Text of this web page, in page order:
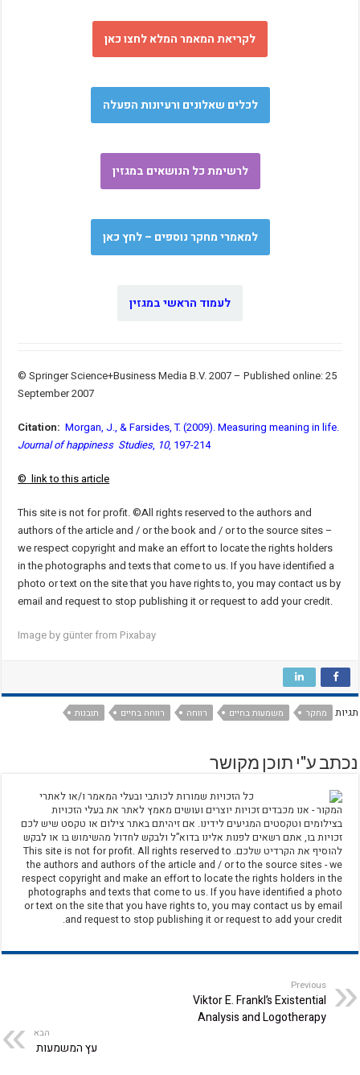
לקריאת המאמר המלא לחצו כאן
לכלים שאלונים ורעיונות הפעלה
לרשימת כל הנושאים במגזין
למאמרי מחקר נוספים – לחץ כאן
לעמוד הראשי במגזין
© Springer Science+Business Media B.V. 2007 – Published online: 25
September 2007
Citation: Morgan, J., & Farsides, T. (2009). Measuring meaning in life.
Journal of happiness Studies, 10, 197-214
© link to this article
This site is not for profit. ©All rights reserved to the authors and
authors of the article and / or the book and / or to the source sites –
we respect copyright and make an effort to locate the rights holders
in the photographs and texts that come to us. If you have identified a
photo or text on the site that you have rights to, you may contact us by
email and request to stop publishing it or request to add your credit.
Image by günter from Pixabay
תגיות מחקר משמעות בחיים רווחה רווחה בחיים תובנות
נכתב ע"י תוכן מקושר
כל הזכויות שמורות לכותבי ובעלי המאמר ו/או לאתרי
המקור - אנו מכבדים זכויות יוצרים ועושים מאמץ לאתר את בעלי הזכויות
בצילומים וטקסטים המגיעים לידינו. אם זיהיתם באתר צילום או טקסט שיש לכם
זכויות בו, אתם רשאים לפנות אלינו בדוא”ל ולבקש לחדול מהשימוש בו או לבקש
להוסיף את הקרדיט שלכם. This site is not for profit. All rights reserved to
the authors and authors of the article and / or to the source sites - we
respect copyright and make an effort to locate the rights holders in the
photographs and texts that come to us. If you have identified a photo
or text on the site that you have rights to, you may contact us by email
and request to stop publishing it or request to add your credit.
Previous
Viktor E. Frankl’s Existential
Analysis and Logotherapy
הבא
עץ המשמעות